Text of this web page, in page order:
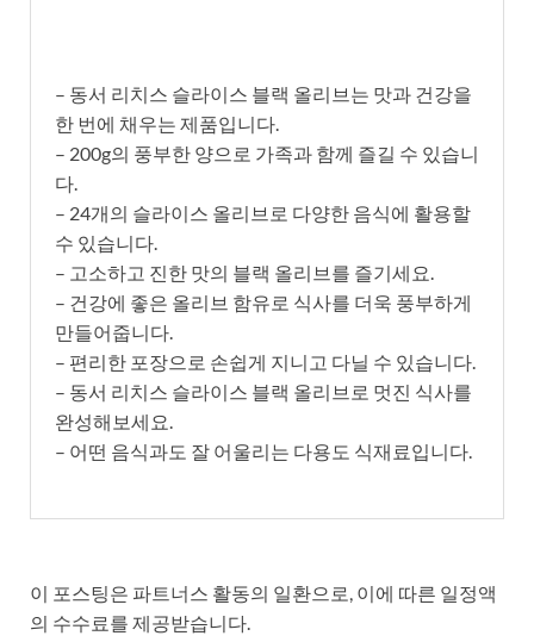
– 동서 리치스 슬라이스 블랙 올리브는 맛과 건강을
한 번에 채우는 제품입니다.
– 200g의 풍부한 양으로 가족과 함께 즐길 수 있습니
다.
– 24개의 슬라이스 올리브로 다양한 음식에 활용할
수 있습니다.
– 고소하고 진한 맛의 블랙 올리브를 즐기세요.
– 건강에 좋은 올리브 함유로 식사를 더욱 풍부하게
만들어줍니다.
– 편리한 포장으로 손쉽게 지니고 다닐 수 있습니다.
– 동서 리치스 슬라이스 블랙 올리브로 멋진 식사를
완성해보세요.
– 어떤 음식과도 잘 어울리는 다용도 식재료입니다.
이 포스팅은 파트너스 활동의 일환으로, 이에 따른 일정액
의 수수료를 제공받습니다.